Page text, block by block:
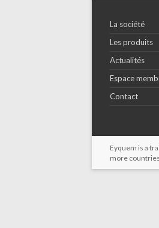
La société
Les produits
Actualités
Espace
Contact
Eyquem is a
more